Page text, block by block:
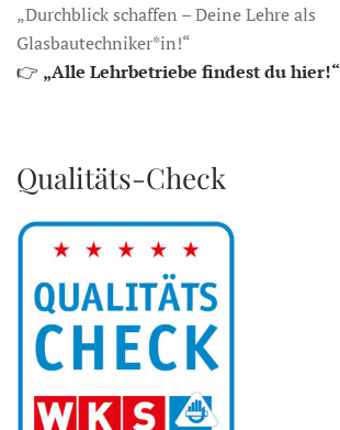
„Durchblick schaffen – Deine Lehre als
Glasbautechniker*in!“
👉 „Alle Lehrbetriebe findest du hier!“
Qualitäts-Check